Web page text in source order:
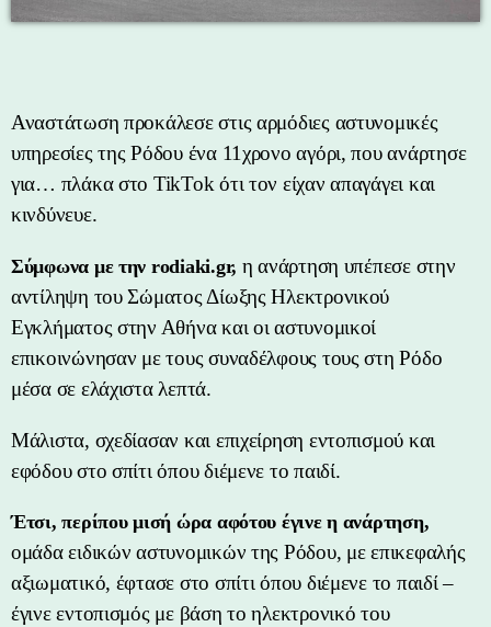
Αναστάτωση προκάλεσε στις αρμόδιες αστυνομικές
υπηρεσίες της Ρόδου ένα 11χρονο αγόρι, που ανάρτησε
για… πλάκα στο TikTok ότι τον είχαν απαγάγει και
κινδύνευε.
Σύμφωνα με την rodiaki.gr, η ανάρτηση υπέπεσε στην
αντίληψη του Σώματος Δίωξης Ηλεκτρονικού
Εγκλήματος στην Αθήνα και οι αστυνομικοί
επικοινώνησαν με τους συναδέλφους τους στη Ρόδο
μέσα σε ελάχιστα λεπτά.
Μάλιστα, σχεδίασαν και επιχείρηση εντοπισμού και
εφόδου στο σπίτι όπου διέμενε το παιδί.
Έτσι, περίπου μισή ώρα αφότου έγινε η ανάρτηση,
ομάδα ειδικών αστυνομικών της Ρόδου, με επικεφαλής
αξιωματικό, έφτασε στο σπίτι όπου διέμενε το παιδί –
έγινε εντοπισμός με βάση το ηλεκτρονικό του